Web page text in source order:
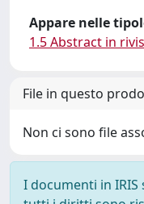
Appare nelle
1.5 Abstract in
File in questo
Non ci sono file
I documenti in